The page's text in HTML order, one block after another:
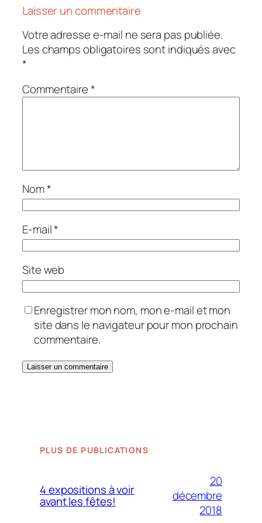
Laisser un commentaire
Votre adresse e-mail ne sera pas publiée.
Les champs obligatoires sont indiqués avec
*
Commentaire*
Nom*
E-mail*
Site web
Enregistrer mon nom, mon e-mail et mon
site dans le navigateur pour mon prochain
commentaire.
PLUS DE PUBLICATIONS
4 expositions à voir
avant les fêtes!
20
décembre
2018